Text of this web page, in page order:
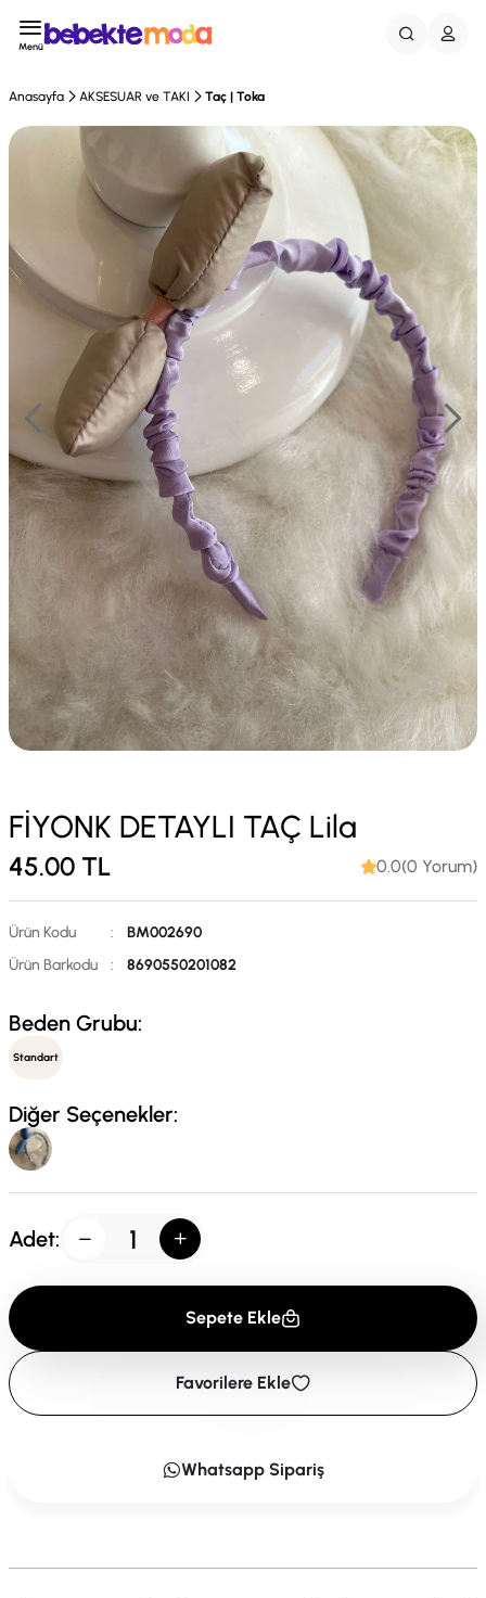
Menü
Anasayfa AKSESUAR ve TAKI Taç | Toka
FİYONK DETAYLI TAÇ Lila
45.00 TL 0.0(0 Yorum)
Ürün Kodu :
BM002690
Ürün Barkodu
: 8690550201082
Beden Grubu:
Standart
Diğer Seçenekler:
Adet:
Sepete Ekle
Favorilere Ekle
Whatsapp Sipariş